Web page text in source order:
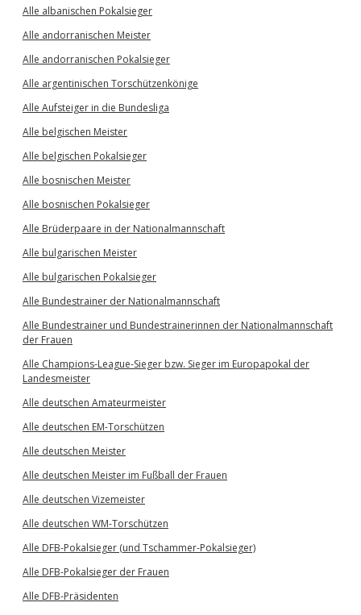
Alle albanischen Pokalsieger
Alle andorranischen Meister
Alle andorranischen Pokalsieger
Alle argentinischen Torschützenkönige
Alle Aufsteiger in die Bundesliga
Alle belgischen Meister
Alle belgischen Pokalsieger
Alle bosnischen Meister
Alle bosnischen Pokalsieger
Alle Brüderpaare in der Nationalmannschaft
Alle bulgarischen Meister
Alle bulgarischen Pokalsieger
Alle Bundestrainer der Nationalmannschaft
Alle Bundestrainer und Bundestrainerinnen der Nationalmannschaft
der Frauen
Alle Champions-League-Sieger bzw. Sieger im Europapokal der
Landesmeister
Alle deutschen Amateurmeister
Alle deutschen EM-Torschützen
Alle deutschen Meister
Alle deutschen Meister im Fußball der Frauen
Alle deutschen Vizemeister
Alle deutschen WM-Torschützen
Alle DFB-Pokalsieger (und Tschammer-Pokalsieger)
Alle DFB-Pokalsieger der Frauen
Alle DFB-Präsidenten